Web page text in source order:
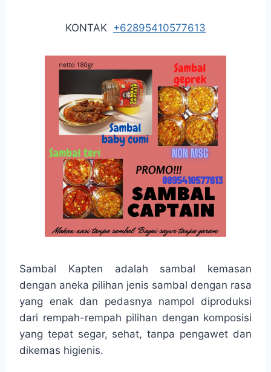
KONTAK +62895410577613
Sambal Kapten adalah sambal kemasan
dengan aneka pilihan jenis sambal dengan rasa
yang enak dan pedasnya nampol diproduksi
dari rempah-rempah pilihan dengan komposisi
yang tepat segar, sehat, tanpa pengawet dan
dikemas higienis.